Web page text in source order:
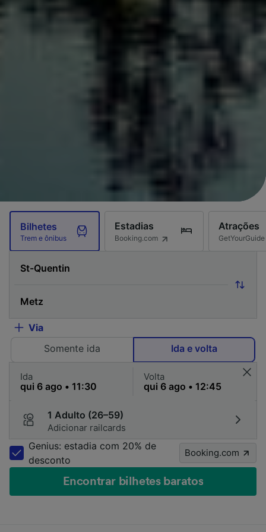
Bilhetes
Trem e ônibus
Estadias
Booking.com
Atrações
GetYourGuide
Via
Somente ida
Ida e volta
Ida Volta
1 Adulto (26–59)
Adicionar railcards
Genius: estadia com 20% de
desconto
Booking.com
Encontrar bilhetes baratos